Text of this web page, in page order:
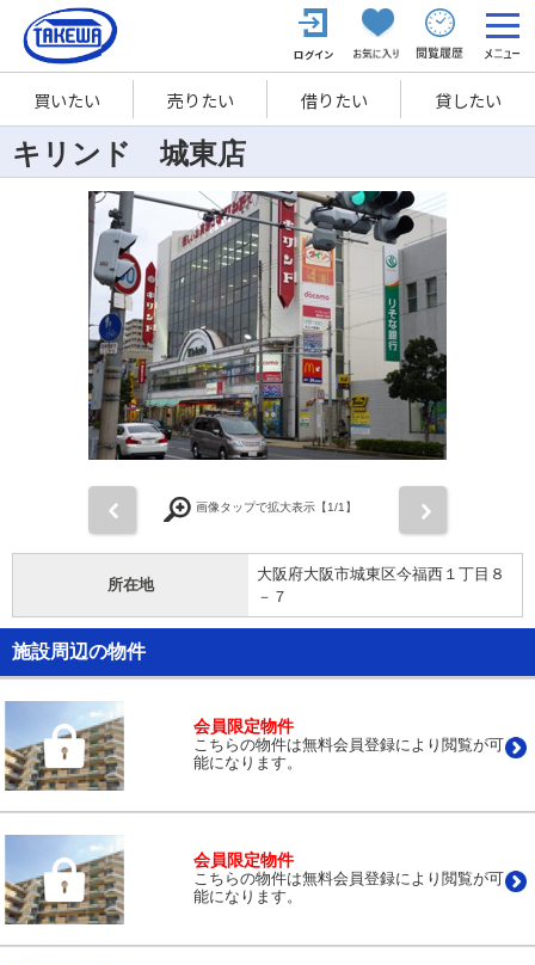
買いたい 売りたい 借りたい 貸したい
キリンド 城東店
画像タップで拡大表示【1/1】
所在地
大阪府大阪市城東区今福西１丁目８
－７
施設周辺の物件
会員限定物件
こちらの物件は無料会員登録により閲覧が可
能になります。
会員限定物件
こちらの物件は無料会員登録により閲覧が可
能になります。